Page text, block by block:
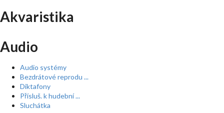
Akvaristika
Audio
Audio systémy
Bezdrátové reprodu ...
Diktafony
Přísluš. k hudební ...
Sluchátka